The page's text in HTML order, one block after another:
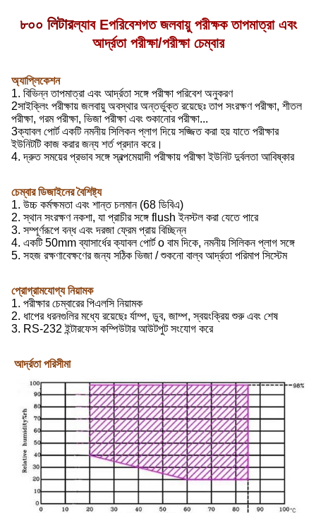
৮০০ লিটারল্যাব Eপরিবেশগত জলবায়ু পরীক্ষক তাপমাত্রা এবং
আর্দ্রতা পরীক্ষা/পরীক্ষা চেম্বার
অ্যাপ্লিকেশন
1. বিভিন্ন তাপমাত্রা এবং আর্দ্রতা সঙ্গে পরীক্ষা পরিবেশ অনুকরণ
2সাইক্লিং পরীক্ষায় জলবায়ু অবস্থার অন্তর্ভুক্ত রয়েছেঃ তাপ সংরক্ষণ পরীক্ষা, শীতল
পরীক্ষা, গরম পরীক্ষা, ভিজা পরীক্ষা এবং শুকানোর পরীক্ষা...
3ক্যাবল পোর্ট একটি নমনীয় সিলিকন প্লাগ দিয়ে সজ্জিত করা হয় যাতে পরীক্ষার
ইউনিটটি কাজ করার জন্য শর্ত প্রদান করে।
4. দ্রুত সময়ের প্রভাব সঙ্গে স্বল্পমেয়াদী পরীক্ষায় পরীক্ষা ইউনিট দুর্বলতা আবিষ্কার
চেম্বার ডিজাইনের বৈশিষ্ট্য
1. উচ্চ কর্মক্ষমতা এবং শান্ত চলমান (68 ডিবিএ)
2. স্থান সংরক্ষণ নকশা, যা প্রাচীর সঙ্গে flush ইনস্টল করা যেতে পারে
3. সম্পূর্ণরূপে বন্ধ এবং দরজা ফ্রেম প্রায় বিচ্ছিন্ন
4. একটি 50mm ব্যাসার্ধের ক্যাবল পোর্ট o বাম দিকে, নমনীয় সিলিকন প্লাগ সঙ্গে
5. সহজ রক্ষণাবেক্ষণের জন্য সঠিক ভিজা / শুকনো বাল্ব আর্দ্রতা পরিমাপ সিস্টেম
প্রোগ্রামযোগ্য নিয়ামক
1. পরীক্ষার চেম্বারের পিএলসি নিয়ামক
2. ধাপের ধরনগুলির মধ্যে রয়েছেঃ র্যাম্প, ডুব, জাম্প, স্বয়ংক্রিয় শুরু এবং শেষ
3. RS-232 ইন্টারফেস কম্পিউটার আউটপুট সংযোগ করে
আর্দ্রতা পরিসীমা